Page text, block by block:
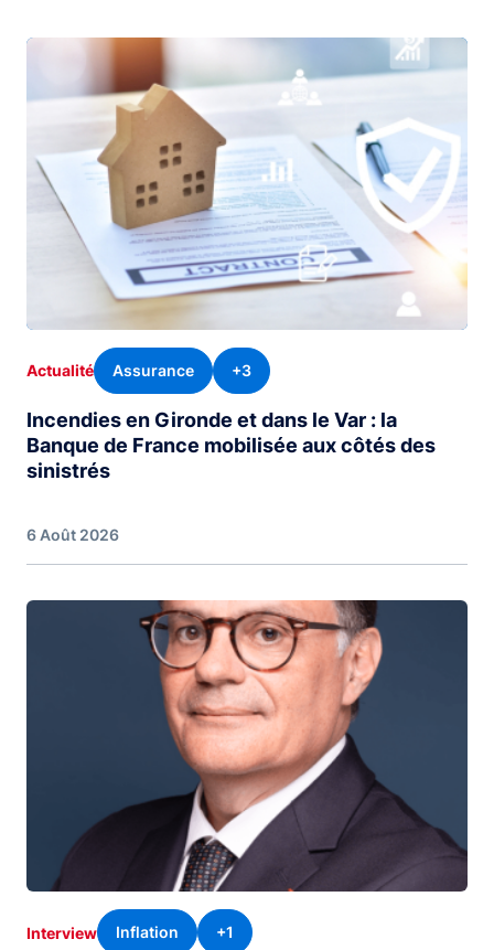
Actualité Assurance +3
Incendies en Gironde et dans le Var : la
Banque de France mobilisée aux côtés des
sinistrés
6 Août 2026
Image
Interview Inflation +1